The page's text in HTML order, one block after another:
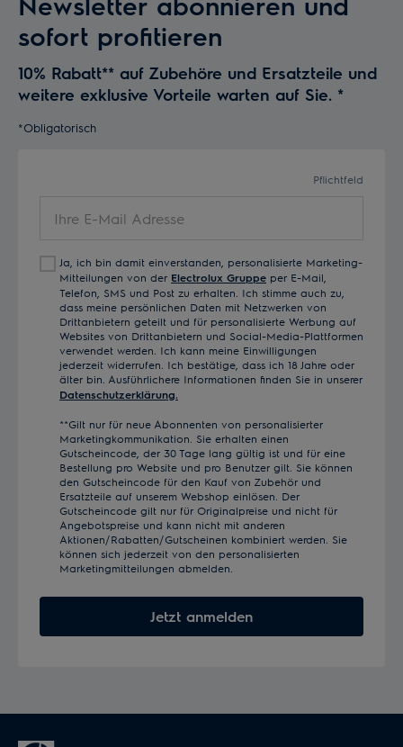
sofort profitieren
10% Rabatt** auf Zubehöre und Ersatzteile und
weitere exklusive Vorteile warten auf Sie. *
*Obligatorisch
Pflichtfeld
Adresse
Ja, ich bin damit einverstanden, personalisierte Marketing-
Mitteilungen von der Electrolux Gruppe per E-Mail,
Telefon, SMS und Post zu erhalten. Ich stimme auch zu,
dass meine persönlichen Daten mit Netzwerken von
Drittanbietern geteilt und für personalisierte Werbung auf
Websites von Drittanbietern und Social-Media-Plattformen
verwendet werden. Ich kann meine Einwilligungen
jederzeit widerrufen. Ich bestätige, dass ich 18 Jahre oder
älter bin. Ausführlichere Informationen finden Sie in unserer
Datenschutzerklärung.
**Gilt nur für neue Abonnenten von personalisierter
Marketingkommunikation. Sie erhalten einen
Gutscheincode, der 30 Tage lang gültig ist und für eine
Bestellung pro Website und pro Benutzer gilt. Sie können
den Gutscheincode für den Kauf von Zubehör und
Ersatzteile auf unserem Webshop einlösen. Der
Gutscheincode gilt nur für Originalpreise und nicht für
Angebotspreise und kann nicht mit anderen
Aktionen/Rabatten/Gutscheinen kombiniert werden. Sie
können sich jederzeit von den personalisierten
Marketingmitteilungen abmelden.
Jetzt anmelden